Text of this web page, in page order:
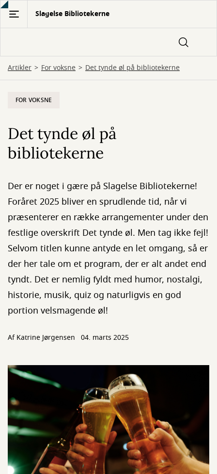
Gå
hovedindhold
Slagelse Bibliotekerne
Artikler For voksne Det tynde øl på bibliotekerne
FOR VOKSNE
Det tynde øl på
bibliotekerne
Der er noget i gære på Slagelse Bibliotekerne!
Foråret 2025 bliver en sprudlende tid, når vi
præsenterer en række arrangementer under den
festlige overskrift Det tynde øl. Men tag ikke fejl!
Selvom titlen kunne antyde en let omgang, så er
der her tale om et program, der er alt andet end
tyndt. Det er nemlig fyldt med humor, nostalgi,
historie, musik, quiz og naturligvis en god
portion velsmagende øl!
AfKatrine Jørgensen 04. marts 2025